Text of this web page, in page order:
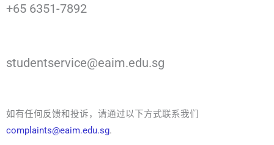
+65 6351-7892
studentservice@eaim.edu.sg
如有任何反馈和投诉，请通过以下方式联系我们
complaints@eaim.edu.sg.